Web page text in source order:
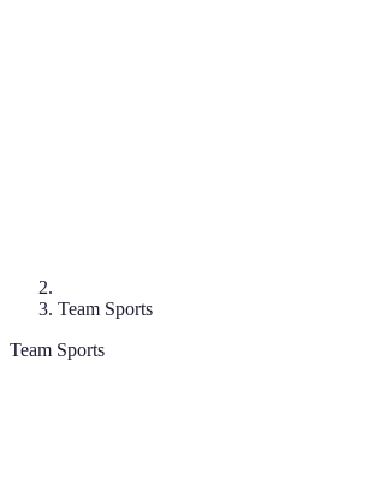
Team Sports
Team Sports